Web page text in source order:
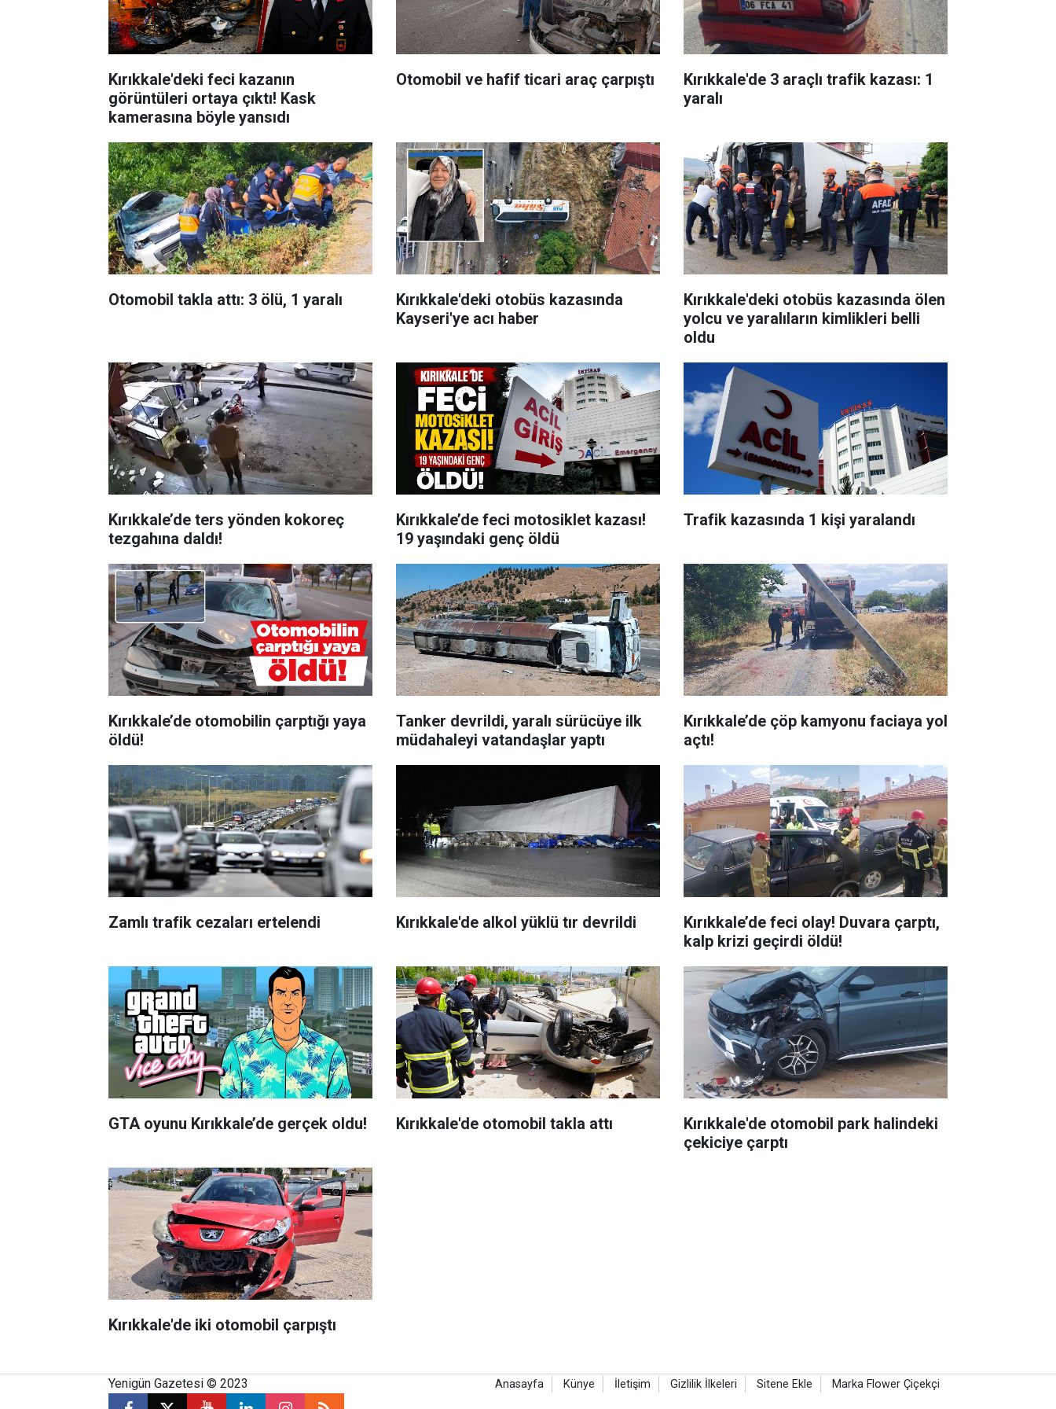
Kırıkkale'deki feci kazanın
görüntüleri ortaya çıktı! Kask
kamerasına böyle yansıdı
Otomobil ve hafif ticari araç çarpıştı
Kırıkkale'de 3 araçlı trafik kazası: 1
yaralı
Otomobil takla attı: 3 ölü, 1 yaralı
Kırıkkale'deki otobüs kazasında
Kayseri'ye acı haber
Kırıkkale'deki otobüs kazasında ölen
yolcu ve yaralıların kimlikleri belli
oldu
Kırıkkale’de ters yönden kokoreç
tezgahına daldı!
Kırıkkale’de feci motosiklet kazası!
19 yaşındaki genç öldü
Trafik kazasında 1 kişi yaralandı
Kırıkkale’de otomobilin çarptığı yaya
öldü!
Tanker devrildi, yaralı sürücüye ilk
müdahaleyi vatandaşlar yaptı
Kırıkkale’de çöp kamyonu faciaya yol
açtı!
Zamlı trafik cezaları ertelendi Kırıkkale'de alkol yüklü tır devrildi
Kırıkkale’de feci olay! Duvara çarptı,
kalp krizi geçirdi öldü!
GTA oyunu Kırıkkale’de gerçek oldu! Kırıkkale'de otomobil takla attı
Kırıkkale'de otomobil park halindeki
çekiciye çarptı
Kırıkkale'de iki otomobil çarpıştı
Yenigün Gazetesi © 2023 Anasayfa Künye İletişim Gizlilik İlkeleri Sitene Ekle Marka Flower Çiçekçi